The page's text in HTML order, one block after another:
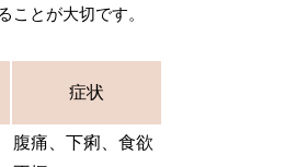
ことが大切です。
症状
腹痛、下痢、食欲